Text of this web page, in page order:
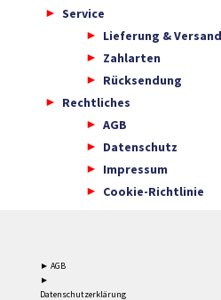
Service
Lieferung & Versand
Zahlarten
Rücksendung
Rechtliches
AGB
Datenschutz
Impressum
Cookie-Richtlinie
► AGB
►
Datenschutzerklärung